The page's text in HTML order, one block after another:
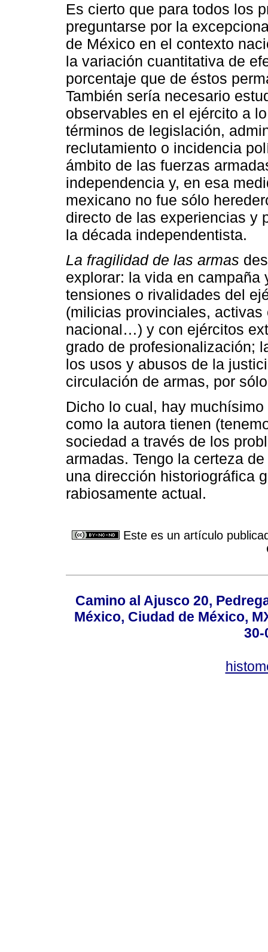
Es cierto que para todos los
preguntarse por la
de México en el contexto
la variación cuantitativa de
porcentaje que de éstos
También sería necesario
observables en el ejército a
términos de legislación,
reclutamiento o incidencia
ámbito de las fuerzas
independencia y, en esa
mexicano no fue sólo
directo de las experiencias y
la década independentista.
La fragilidad de las armas
explorar: la vida en
tensiones o rivalidades del
(milicias provinciales,
nacional…) y con ejércitos
grado de profesionalización;
los usos y abusos de la
circulación de armas, por
Dicho lo cual, hay
como la autora tienen
sociedad a través de los
armadas. Tengo la certeza
una dirección historiográfica
rabiosamente actual.
Este es un artículo
Camino al Ajusco 20,
México, Ciudad de México,
30-